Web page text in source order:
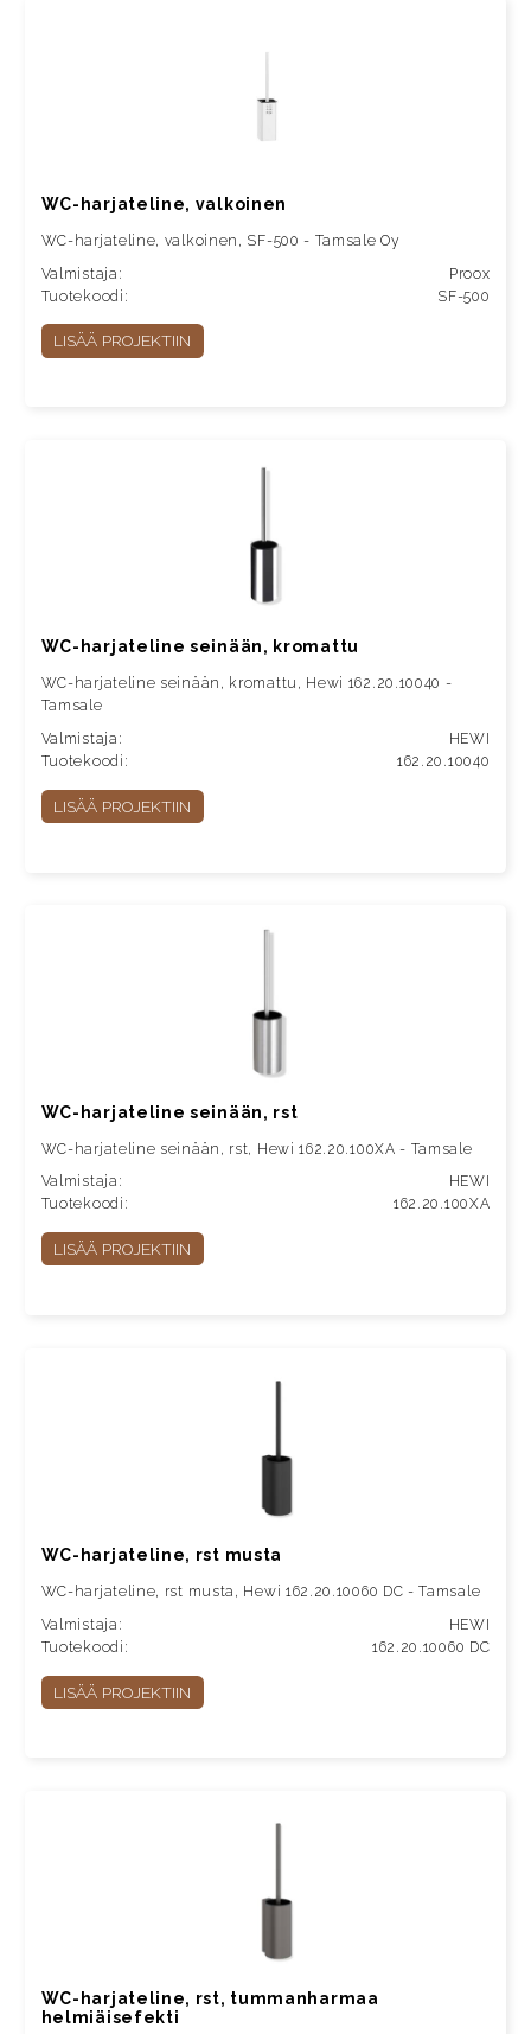
WC-harjateline, valkoinen
WC-harjateline, valkoinen, SF-500 - Tamsale Oy
Valmistaja:
Proox
Tuotekoodi:
SF-500
LISÄÄ PROJEKTIIN
WC-harjateline seinään, kromattu
WC-harjateline seinään, kromattu, Hewi 162.20.10040 -
Tamsale
Valmistaja:
HEWI
Tuotekoodi:
162.20.10040
LISÄÄ PROJEKTIIN
WC-harjateline seinään, rst
WC-harjateline seinään, rst, Hewi 162.20.100XA - Tamsale
Valmistaja:
HEWI
Tuotekoodi:
162.20.100XA
LISÄÄ PROJEKTIIN
WC-harjateline, rst musta
WC-harjateline, rst musta, Hewi 162.20.10060 DC - Tamsale
Valmistaja:
HEWI
Tuotekoodi:
162.20.10060 DC
LISÄÄ PROJEKTIIN
WC-harjateline, rst, tummanharmaa
helmiäisefekti